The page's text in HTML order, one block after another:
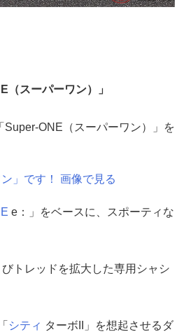
スーパーワン）」
Super-ONE（スーパーワン）」を
」です！ 画像で見る
e：」をベースに、スポーティな
トレッドを拡大した専用シャシ
シティ ターボII」を想起させるダ